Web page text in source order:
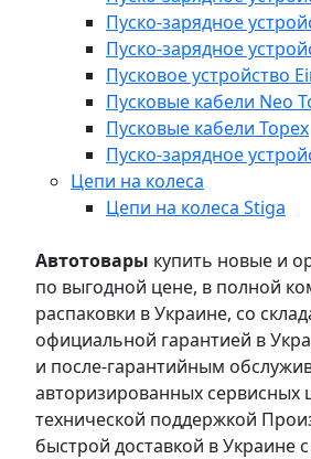
Пуско-зарядное
Пуско-зарядное
Пусковое устройство
Пусковые кабели Neo
Пусковые кабели Topex
Пуско-зарядное
Цепи на колеса
Цепи на колеса Stiga
Автотовары купить новые и
по выгодной цене, в полной
распаковки в Украине, со
официальной гарантией в
и после-гарантийным
авторизированных сервисных
технической поддержкой
быстрой доставкой в Украине